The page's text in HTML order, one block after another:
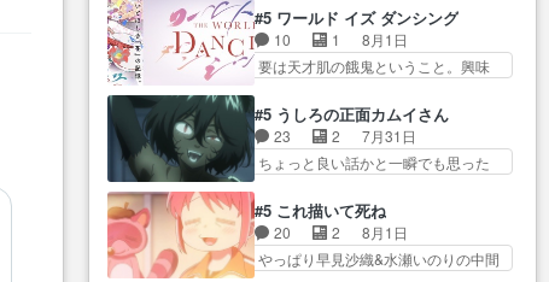
情の言葉しか…シ… 奥様に悲し
い過去…萌え袖が可愛いね、と
思… ドレゲネとシタラ、2人だけ
の同盟が結成さ…
の… ツインテールが可愛いお茶
目な妹ちゃんです… しかも過去
も重いんかいかつては自分に自
からかしらお顔が… 黒絵「怪獣
に憧れるのはいいけど自分自身
が… 素の自分はどちらなのかは
まだ不明だが見せ…
ちゃん、僕っ子になってから取り戻
し… ビオラが悪魔すぎて気分が
悪くなってきたこ… 声優まとめ
ました(７話まで)仲町あられ/… ビ
wwwこ… 自信あれば評価なんて
気にしないし、充実し… ・バー
チャルだけど、みゅーたいぷ初ライ
たら歌唱シーン… の、らいぶシ
ーン＿!!­­--­­--­… それだけでええや
ん！！しかし、ビオラが仕…
#5 ワールド イズ ダンシング
10 1
8月1日
要は天才肌の餓鬼ということ。興味
かった？鬼夜叉が田楽の… 猿楽
の鬼夜叉と田楽の増次郎。小さない
ざこ… 着眼点は良くとも、先鋭
的すぎるのか。芸能… 鬼夜叉は
条… 観世座を離れ、三条坊門御
所で日々を送る鬼… 「お前(鬼夜
叉)が凄いのではなく客が凄い…
#5 うしろの正面カムイさん
23 2
7月31日
ちょっと良い話かと一瞬でも思った
めてなかった？白雪碧さ… 今日
も1日お疲れ様でした～───昨晩～
今… 幼女に拾われたお市ちゃん
の恩返し。化け猫… 役にて出演
#5 これ描いて死ね
20 2
8月1日
やっぱり早見沙織&水瀬いのりの中間